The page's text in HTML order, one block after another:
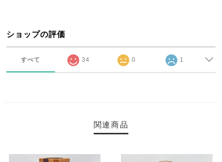
ショップの評価
すべて 34 0 1
関連商品